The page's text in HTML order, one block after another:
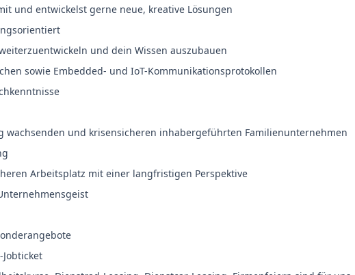
und entwickelst gerne neue, kreative Lösungen
und dein Wissen auszubauen
sowie Embedded- und IoT-Kommunikationsprotokollen
und krisensicheren inhabergeführten Familienunternehmen
Arbeitsplatz mit einer langfristigen Perspektive